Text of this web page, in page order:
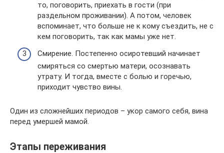
то, поговорить, приехать в гости (при
раздельном проживании). А потом, человек
вспоминает, что больше не к кому съездить, не с
кем поговорить, так как мамы уже нет.
Смирение. Постепенно осиротевший начинает
смиряться со смертью матери, осознавать
утрату. И тогда, вместе с болью и горечью,
приходит чувство вины.
Один из сложнейших периодов – укор самого себя, вина
перед умершей мамой.
Этапы переживания